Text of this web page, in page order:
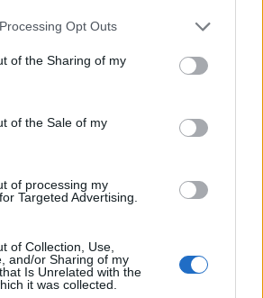
Opt Outs
of the Sharing of my
of the Sale of my
of processing my
Targeted Advertising.
of Collection, Use,
and/or Sharing of my
Is Unrelated with the
it was collected.